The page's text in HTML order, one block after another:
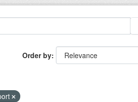
Order by